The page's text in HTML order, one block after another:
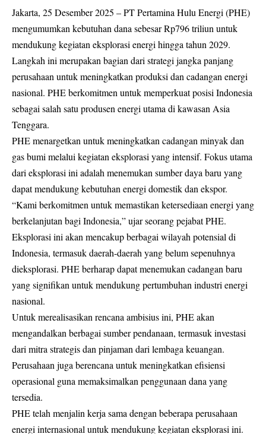
Jakarta, 25 Desember 2025 – PT Pertamina Hulu Energi (PHE)
mengumumkan kebutuhan dana sebesar Rp796 triliun untuk
mendukung kegiatan eksplorasi energi hingga tahun 2029.
Langkah ini merupakan bagian dari strategi jangka panjang
perusahaan untuk meningkatkan produksi dan cadangan energi
nasional. PHE berkomitmen untuk memperkuat posisi Indonesia
sebagai salah satu produsen energi utama di kawasan Asia
Tenggara.
PHE menargetkan untuk meningkatkan cadangan minyak dan
gas bumi melalui kegiatan eksplorasi yang intensif. Fokus utama
dari eksplorasi ini adalah menemukan sumber daya baru yang
dapat mendukung kebutuhan energi domestik dan ekspor.
“Kami berkomitmen untuk memastikan ketersediaan energi yang
berkelanjutan bagi Indonesia,” ujar seorang pejabat PHE.
Eksplorasi ini akan mencakup berbagai wilayah potensial di
Indonesia, termasuk daerah-daerah yang belum sepenuhnya
dieksplorasi. PHE berharap dapat menemukan cadangan baru
yang signifikan untuk mendukung pertumbuhan industri energi
nasional.
Untuk merealisasikan rencana ambisius ini, PHE akan
mengandalkan berbagai sumber pendanaan, termasuk investasi
dari mitra strategis dan pinjaman dari lembaga keuangan.
Perusahaan juga berencana untuk meningkatkan efisiensi
operasional guna memaksimalkan penggunaan dana yang
tersedia.
PHE telah menjalin kerja sama dengan beberapa perusahaan
energi internasional untuk mendukung kegiatan eksplorasi ini.